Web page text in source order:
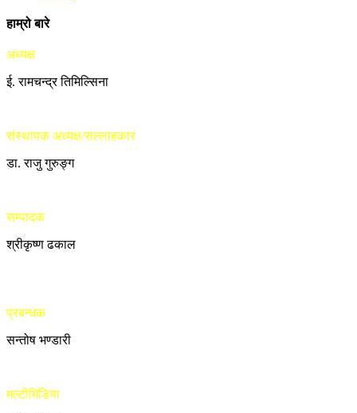
हाम्रो बारे
अध्यक्ष
ई. रामचन्द्र तिमिल्सिना
संस्थापक अध्यक्ष/सल्लाहकार
डा. राजु गुरुङ्ग
सम्पादक
श्रीकृष्ण ढकाल
प्रबन्धक
सन्तोष भण्डारी
मल्टीमिडिया